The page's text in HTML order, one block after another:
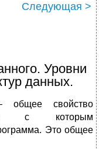
Следующая >
Уровни
данных.
свойство
с которым
Это общее